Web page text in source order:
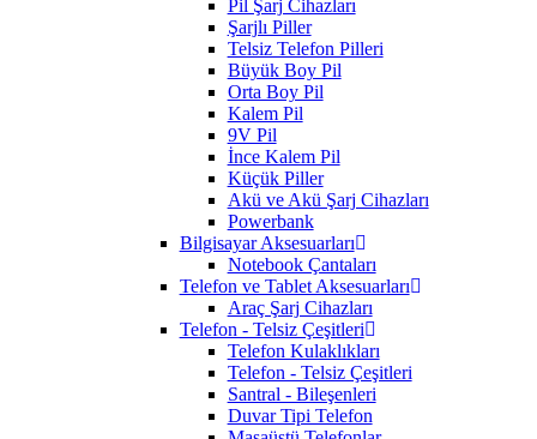
Pil Şarj Cihazları
Şarjlı Piller
Telsiz Telefon Pilleri
Büyük Boy Pil
Orta Boy Pil
Kalem Pil
9V Pil
İnce Kalem Pil
Küçük Piller
Akü ve Akü Şarj Cihazları
Powerbank
Bilgisayar Aksesuarları
Notebook Çantaları
Telefon ve Tablet Aksesuarları
Araç Şarj Cihazları
Telefon - Telsiz Çeşitleri
Telefon Kulaklıkları
Telefon - Telsiz Çeşitleri
Santral - Bileşenleri
Duvar Tipi Telefon